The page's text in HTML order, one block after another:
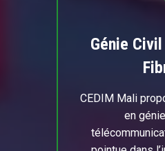
Génie
CEDIM Mali
en